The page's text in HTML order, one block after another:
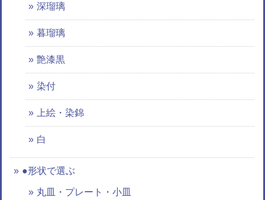
深瑠璃
暮瑠璃
艶漆黒
染付
上絵・染錦
白
●形状で選ぶ
丸皿・プレート・小皿